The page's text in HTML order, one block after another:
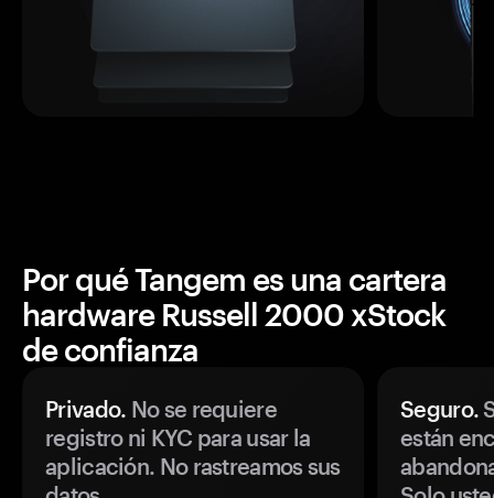
Por qué Tangem es una cartera
hardware Russell 2000 xStock
de confianza
Privado. No se requiere
registro ni KYC para usar la
aplicación. No rastreamos sus
Seguro.
están